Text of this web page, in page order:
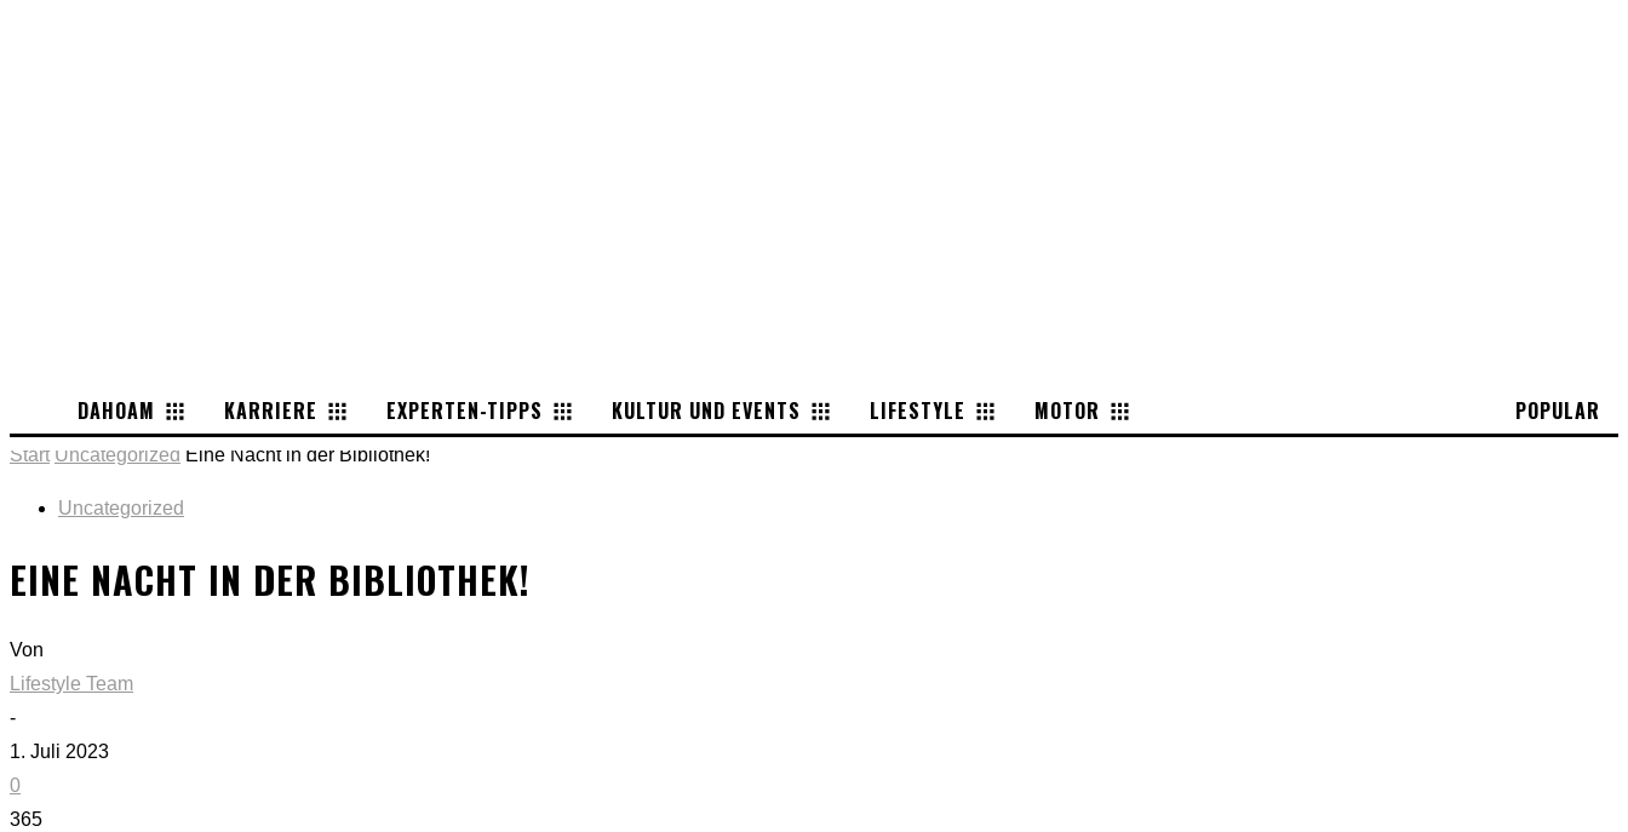
POPULAR
DAHOAM KARRIERE EXPERTEN-TIPPS KULTUR UND EVENTS LIFESTYLE MOTOR
Start Uncategorized Eine Nacht in der Bibliothek!
Uncategorized
EINE NACHT IN DER BIBLIOTHEK!
Von
Lifestyle Team
-
1. Juli 2023
0
365